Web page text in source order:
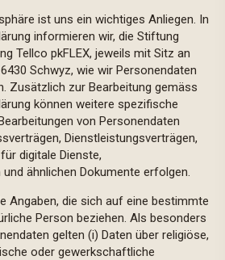
ist uns ein wichtiges Anliegen. In
informieren wir, die Stiftung
Tellco pkFLEX, jeweils mit Sitz an
Schwyz, wie wir Personendaten
Zusätzlich zur Bearbeitung gemäss
können weitere spezifische
von Personendaten
Dienstleistungsverträgen,
digitale Dienste,
ähnlichen Dokumente erfolgen.
Angaben, die sich auf eine bestimmte
Person beziehen. Als besonders
gelten (i) Daten über religiöse,
oder gewerkschaftliche